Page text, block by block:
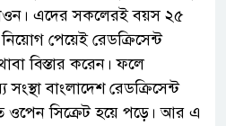
এদের সকলেরই বয়স ২৫
পেয়েই রেডক্রিসেন্ট
বিস্তার করেন। ফলে
বাংলাদেশ রেডক্রিসেন্ট
ওপেন সিক্রেট হয়ে পড়ে। আর এ